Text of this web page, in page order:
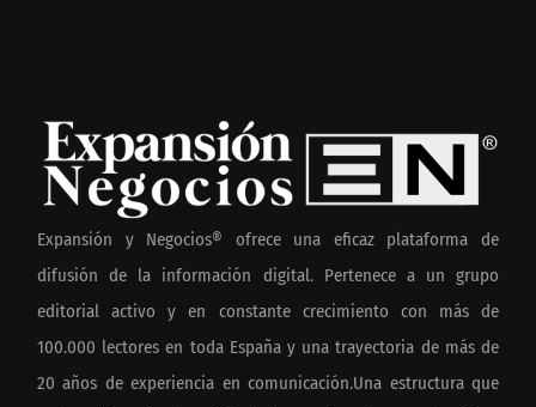
Expansión y Negocios® ofrece una eficaz plataforma de
difusión de la información digital. Pertenece a un grupo
editorial activo y en constante crecimiento con más de
100.000 lectores en toda España y una trayectoria de más de
20 años de experiencia en comunicación.Una estructura que